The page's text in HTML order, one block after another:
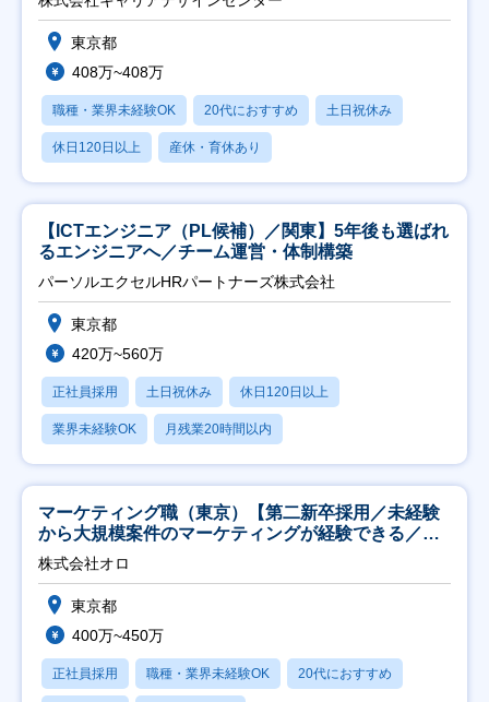
東京都
408万~408万
職種・業界未経験OK 20代におすすめ 土日祝休み
休日120日以上 産休・育休あり
【ICTエンジニア（PL候補）／関東】5年後も選ばれ
るエンジニアへ／チーム運営・体制構築
パーソルエクセルHRパートナーズ株式会社
東京都
420万~560万
正社員採用 土日祝休み 休日120日以上
業界未経験OK 月残業20時間以内
マーケティング職（東京）【第二新卒採用／未経験
から大規模案件のマーケティングが経験できる／研
修充実】
株式会社オロ
東京都
400万~450万
正社員採用 職種・業界未経験OK 20代におすすめ